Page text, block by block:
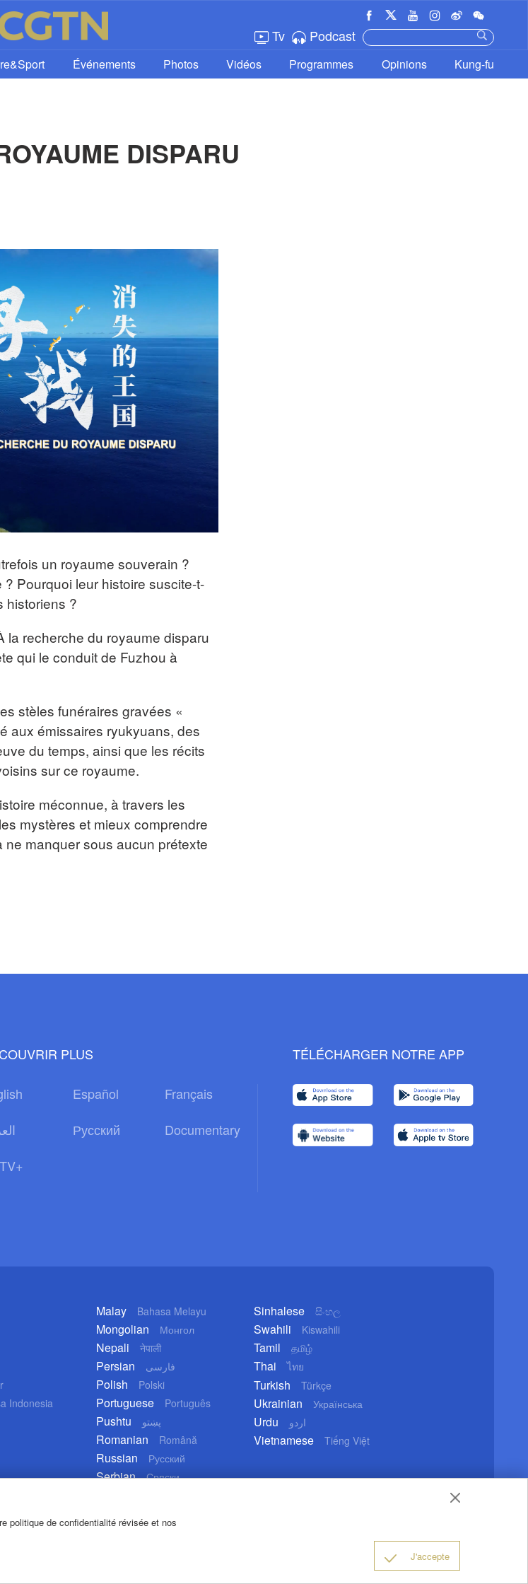
Tv Podcast
Événements Photos Vidéos Programmes Opinions Kung-fu
DISPARU
un royaume souverain ?
Pourquoi leur histoire suscite-t-
historiens ?
la recherche du royaume disparu
qui le conduit de Fuzhou à
stèles funéraires gravées «
aux émissaires ryukyuans, des
du temps, ainsi que les récits
sur ce royaume.
méconnue, à travers les
mystères et mieux comprendre
manquer sous aucun prétexte
PLUS
Español
Français
Русский
Documentary
TÉLÉCHARGER NOTRE APP
Indonesia
Malay Bahasa Melayu
Mongolian Монгол
Nepali नेपाली
Persian فارسی
Polish Polski
Portuguese Português
Pushtu پښتو
Romanian Română
Russian Русский
Serbian Српски
Sinhalese සිංහල
Swahili Kiswahili
Tamil தமிழ்
Thai ไทย
Turkish Türkçe
Ukrainian Українська
Urdu اردو
Vietnamese Tiếng Việt
Politique de confidentialité
politique de confidentialité révisée et nos
J'accepte